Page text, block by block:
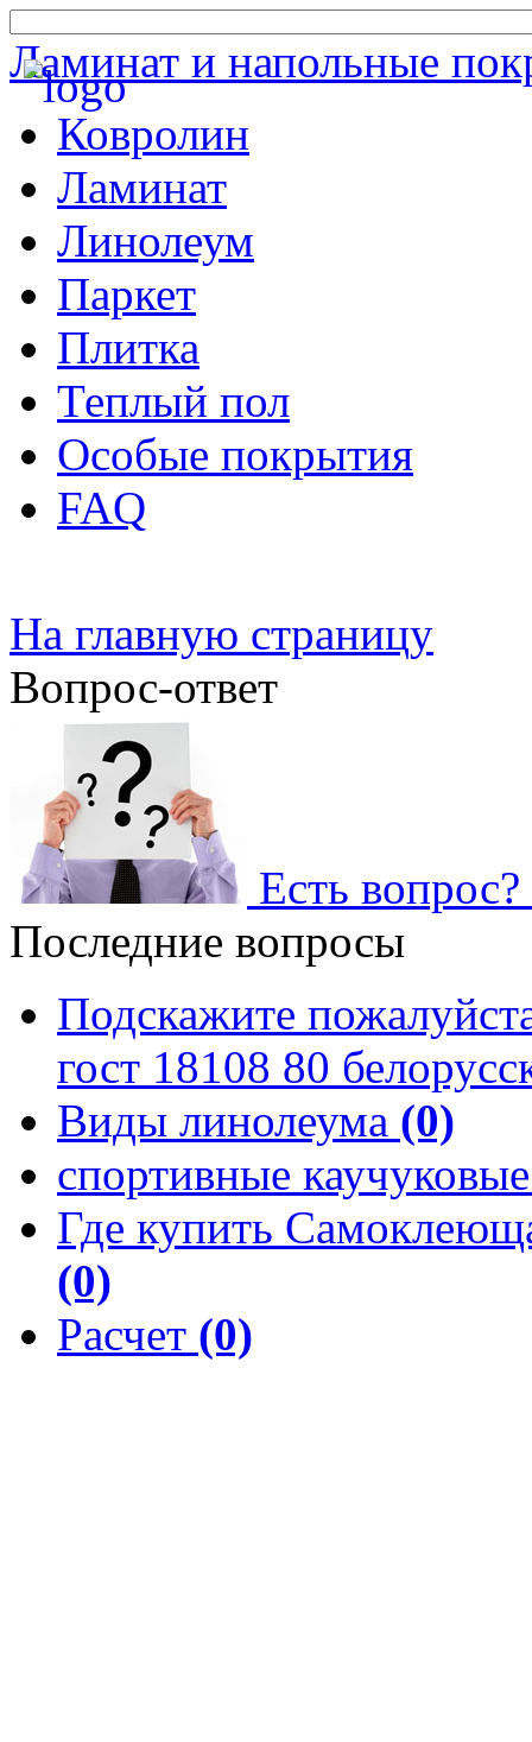
Ламинат и напольные
Ковролин
Ламинат
Линолеум
Паркет
Плитка
Теплый пол
Особые покрытия
FAQ
На главную страницу
Вопрос-ответ
Есть
Последние вопросы
Подскажите
гост 18108 80
Виды линолеума (0)
спортивные
Где купить
(0)
Расчет (0)